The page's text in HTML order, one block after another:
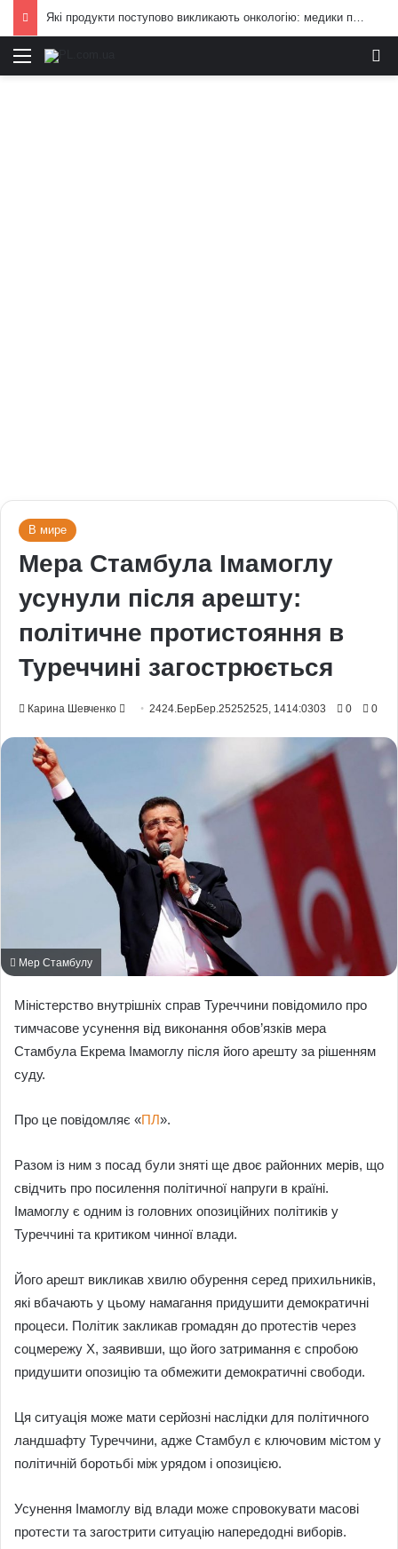
Які продукти поступово викликають онкологію: медики попередили, від чого краще відмовитись
Меню
В мире
Мера Стамбула Імамоглу
усунули після арешту:
політичне протистояння в
Туреччині загострюється
Карина Шевченко
Send2424.БерБер.25252525, 1414:0303 0 0
Мер Стамбулу
Міністерство внутрішніх справ Туреччини повідомило про
тимчасове усунення від виконання обов’язків мера
Стамбула Екрема Імамоглу після його арешту за рішенням
суду.
Про це повідомляє «ПЛ».
Разом із ним з посад були зняті ще двоє районних мерів, що
свідчить про посилення політичної напруги в країні.
Імамоглу є одним із головних опозиційних політиків у
Туреччині та критиком чинної влади.
Його арешт викликав хвилю обурення серед прихильників,
які вбачають у цьому намагання придушити демократичні
процеси. Політик закликав громадян до протестів через
соцмережу X, заявивши, що його затримання є спробою
придушити опозицію та обмежити демократичні свободи.
Ця ситуація може мати серйозні наслідки для політичного
ландшафту Туреччини, адже Стамбул є ключовим містом у
політичній боротьбі між урядом і опозицією.
Усунення Імамоглу від влади може спровокувати масові
протести та загострити ситуацію напередодні виборів.